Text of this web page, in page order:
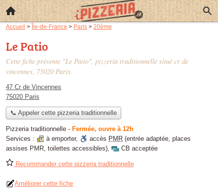
Accueil > Île-de-France > Paris > 20ème
Le Patio
Cette fiche présente "Le Patio", pizzeria traditionnelle situé cr de
vincennes, 75020 Paris.
47 Cr de Vincennes
75020 Paris
📞 Appeler cette pizzeria traditionnelle
Pizzeria traditionnelle - Fermée, ouvre à 12h
Services :
à emporter, accès PMR (entrée adaptée, places
assises PMR, toilettes accessibles), CB acceptée
Recommander cette pizzeria traditionnelle
Améliorer cette fiche